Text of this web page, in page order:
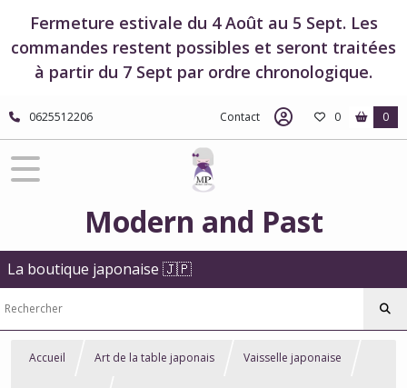
Fermeture estivale du 4 Août au 5 Sept. Les
commandes restent possibles et seront traitées
à partir du 7 Sept par ordre chronologique.
0625512206 Contact 0 0
Modern and Past
La boutique japonaise 🇯🇵
Accueil Art de la table japonais Vaisselle japonaise